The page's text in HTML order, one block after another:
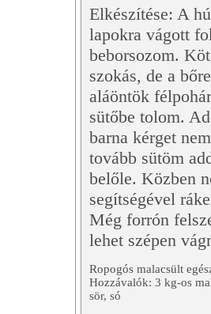
Elkészítése: A
lapokra vágott
beborsozom.
szokás, de a
aláöntök
sütőbe tolom.
barna kérget
tovább sütöm
belőle. Közben
segítségével
Még forrón
lehet szépen
Ropogós malacsült
Hozzávalók: 3 kg-os
sör, só